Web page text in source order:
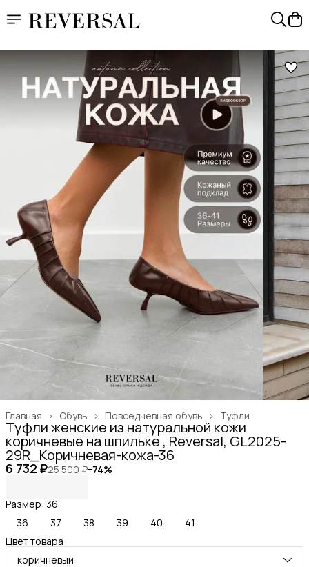
Туфли
Повседневная обувь ›
Обувь ›
Главная ›
Туфли женские из натуральной кожи
коричневые на шпильке , Reversal, GL2025-
29R_Коричневая-кожа-36
6 732 ₽25 500 ₽−74%
Размер: 36
36
37 38 39 40
41
Цвет товара
коричневый